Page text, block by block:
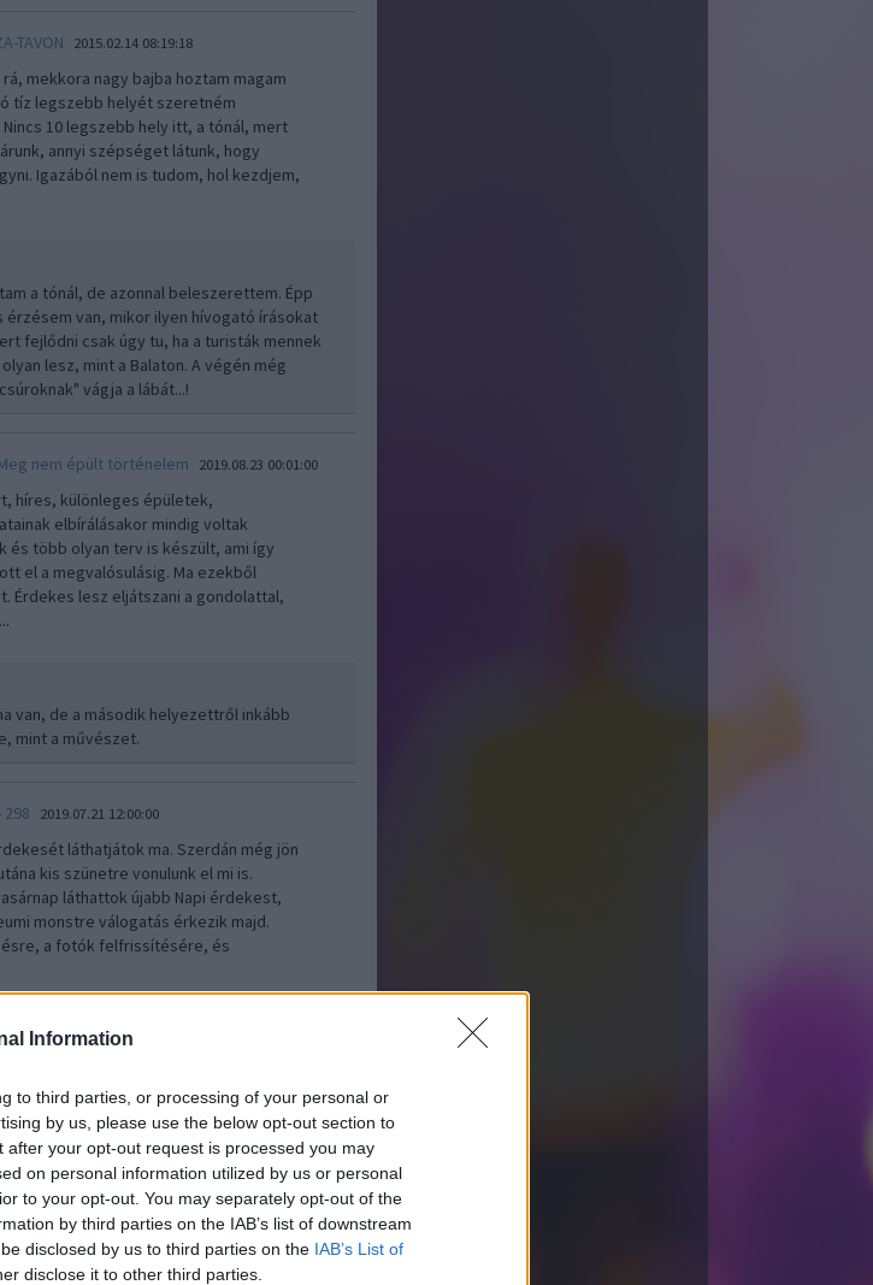
Information
to third parties, or processing of your personal or
by us, please use the below opt-out section to
your opt-out request is processed you may
on personal information utilized by us or personal
to your opt-out. You may separately opt-out of the
by third parties on the IAB’s list of downstream
disclosed by us to third parties on the IAB’s List of
disclose it to other third parties.
TAVON 2015.02.14 08:19:18
mekkora nagy bajba hoztam magam
tíz legszebb helyét szeretném
10 legszebb hely itt, a tónál, mert
annyi szépséget látunk, hogy
Igazából nem is tudom, hol kezdjem,
a tónál, de azonnal beleszerettem. Épp
van, mikor ilyen hívogató írásokat
fejlődni csak úgy tu, ha a turisták mennek
lesz, mint a Balaton. A végén még
vágja a lábát...!
nem épült történelem 2019.08.23 00:01:00
híres, különleges épületek,
elbírálásakor mindig voltak
és több olyan terv is készült, ami így
el a megvalósulásig. Ma ezekből
Érdekes lesz eljátszani a gondolattal,
van, de a második helyezettről inkább
mint a művészet.
2019.07.21 12:00:00
láthatjátok ma. Szerdán még jön
kis szünetre vonulunk el mi is.
láthattok újabb Napi érdekest,
monstre válogatás érkezik majd.
a fotók felfrissítésére, és
2019.07.09 20:00:00
emléket az építőtábor említése,
nem vettek részt a mozgalomban -
lehet jó abban hogy az egész éves
még hetekig-hónapokig tartó nehéz
spártai körülmények között,